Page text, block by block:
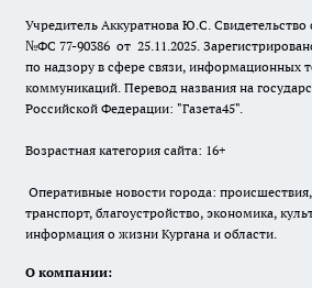
Учредитель Аккуратнова Ю.С.
№ФС 77-90386 от 25.11.2025.
по надзору в сфере связи, информационных
коммуникаций. Перевод названия на
Российской Федерации: "Газета45".
Возрастная категория сайта: 16+
Оперативные новости города:
транспорт, благоустройство, экономика,
информация о жизни Кургана и области.
О компании: